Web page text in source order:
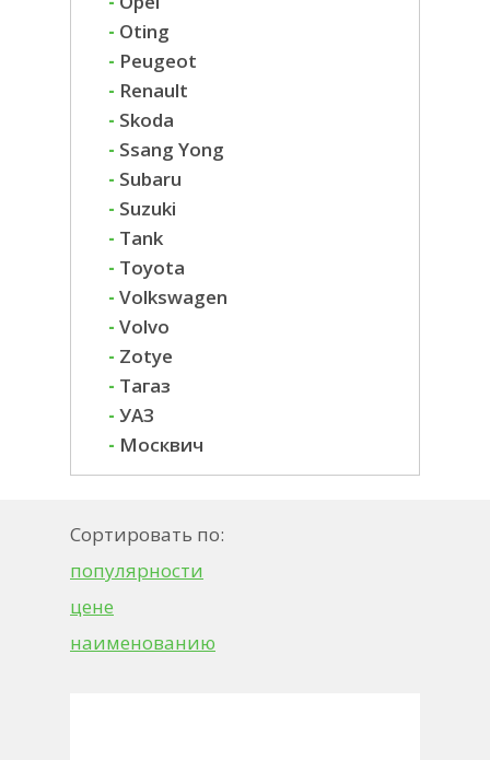
- Oting
- Peugeot
- Renault
- Skoda
- Ssang Yong
- Subaru
- Suzuki
- Tank
- Toyota
- Volkswagen
- Volvo
- Zotye
- Тагаз
- УАЗ
- Москвич
Сортировать по:
популярности
цене
наименованию